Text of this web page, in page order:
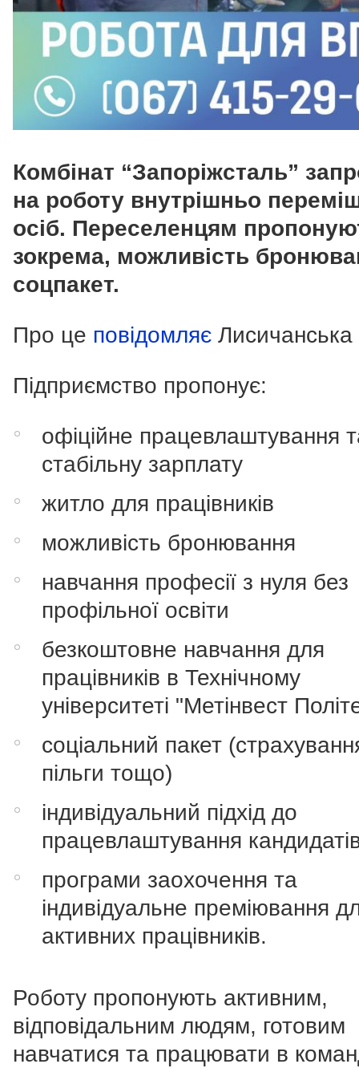
Комбінат “Запоріжсталь”
на роботу внутрішньо
осіб. Переселенцям
зокрема, можливість
соцпакет.
Про це повідомляє
Підприємство пропонує:
офіційне працевлаштування
стабільну зарплату
житло для працівників
можливість бронювання
навчання професії з нуля без
профільної освіти
безкоштовне навчання для
працівників в Технічному
університеті "Метінвест
соціальний пакет
пільги тощо)
індивідуальний підхід до
працевлаштування
програми заохочення та
індивідуальне преміювання
активних працівників.
Роботу пропонують активним,
відповідальним людям, готовим
навчатися та працювати в